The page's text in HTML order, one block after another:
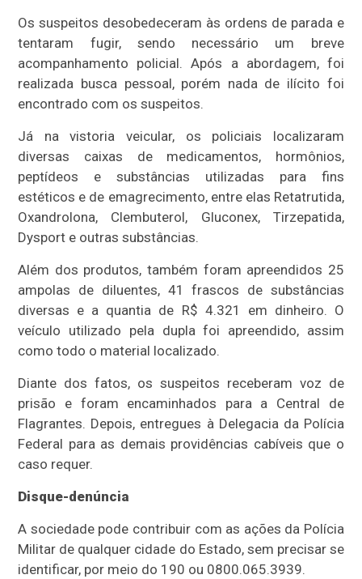
Os suspeitos desobedeceram às ordens de parada e
tentaram fugir, sendo necessário um breve
acompanhamento policial. Após a abordagem, foi
realizada busca pessoal, porém nada de ilícito foi
encontrado com os suspeitos.
Já na vistoria veicular, os policiais localizaram
diversas caixas de medicamentos, hormônios,
peptídeos e substâncias utilizadas para fins
estéticos e de emagrecimento, entre elas Retatrutida,
Oxandrolona, Clembuterol, Gluconex, Tirzepatida,
Dysport e outras substâncias.
Além dos produtos, também foram apreendidos 25
ampolas de diluentes, 41 frascos de substâncias
diversas e a quantia de R$ 4.321 em dinheiro. O
veículo utilizado pela dupla foi apreendido, assim
como todo o material localizado.
Diante dos fatos, os suspeitos receberam voz de
prisão e foram encaminhados para a Central de
Flagrantes. Depois, entregues à Delegacia da Polícia
Federal para as demais providências cabíveis que o
caso requer.
Disque-denúncia
A sociedade pode contribuir com as ações da Polícia
Militar de qualquer cidade do Estado, sem precisar se
identificar, por meio do 190 ou 0800.065.3939.